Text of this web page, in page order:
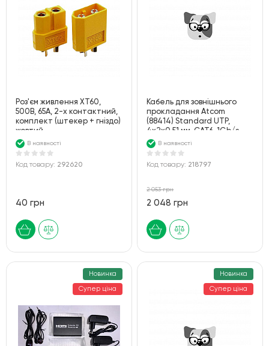
Роз'єм живлення XT60,
500В, 65А, 2-х контактний,
комплект (штекер + гніздо)
жовтий
В наявності
Код товару: 292620
40 грн
Кабель для зовнішнього
прокладання Atcom
(88414) Standard UTP,
4х2х0.51 мм, CAT6, 1Gb/s,
СCA, 305м
В наявності
Код товару: 218797
2 053 грн
2 048 грн
Новинка
Супер ціна
Новинка
Супер ціна